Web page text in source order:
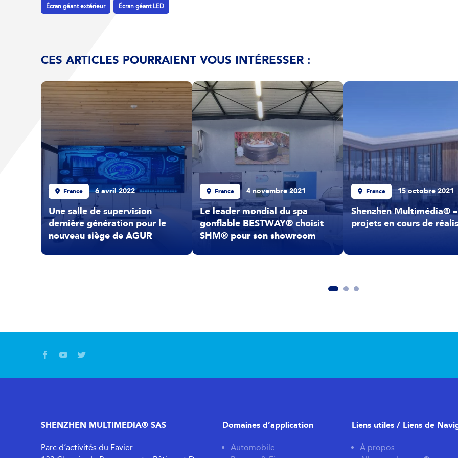
Écran géant extérieur Écran géant LED
CES ARTICLES POURRAIENT VOUS INTÉRESSER :
France 6 avril 2022
Une salle de supervision
dernière génération pour le
nouveau siège de AGUR
France 4 novembre 2021
Le leader mondial du spa
gonflable BESTWAY® choisit
SHM® pour son showroom
France 15 octobre 2021
Shenzhen Multimédia®
projets en cours de
SHENZHEN MULTIMEDIA® SAS
Parc d’activités du Favier
Domaines d’application
Automobile
Liens utiles / Liens de
À propos